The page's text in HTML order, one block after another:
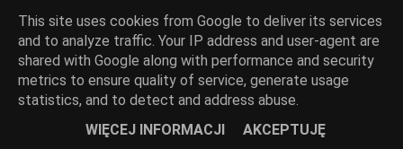
napoje alkoholowe (109) oliwa (177) soki (67)
syropy (52)
Owoce
This site uses cookies from Google to deliver its services
and to analyze traffic. Your IP address and user-agent are
shared with Google along with performance and security
metrics to ensure quality of service, generate usage
statistics, and to detect and address abuse.
WIĘCEJ INFORMACJI
AKCEPTUJĘ